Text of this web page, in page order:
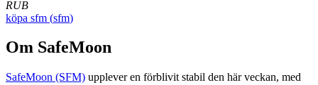
COIN-M Futures
RUB
köpa sfm (sfm)
Om SafeMoon
SafeMoon (SFM) upplever en förblivit stabil den här veckan, med